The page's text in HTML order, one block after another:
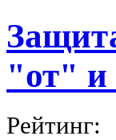
"от"
Рейтинг: